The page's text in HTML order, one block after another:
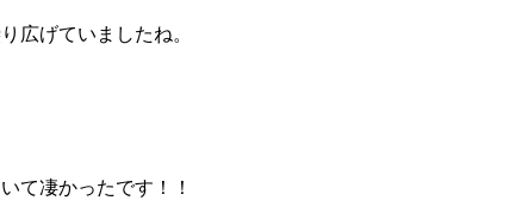
広げていましたね。
て凄かったです！！